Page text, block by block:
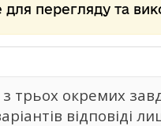
перегляду та
з трьох окремих